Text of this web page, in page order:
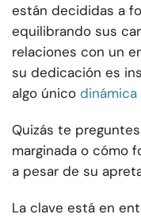
están decididas a
equilibrando sus
relaciones con un
su dedicación es
algo único dinámica
Quizás te
marginada o cómo
a pesar de su
La clave está en